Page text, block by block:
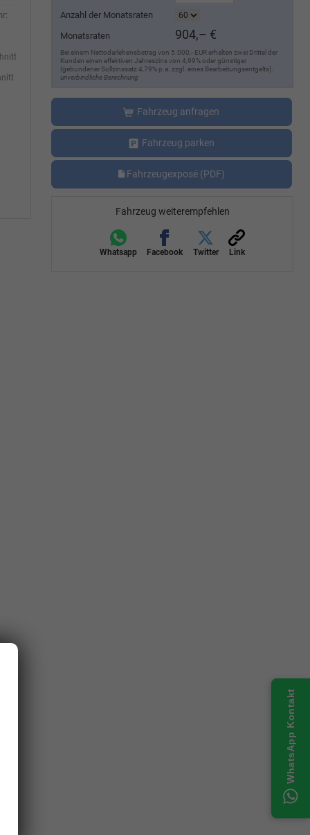
Anzahl der Monatsraten
Monatsraten
904,– €
Bei einem Nettodarlehensbetrag von 5.000,- EUR erhalten zwei Drittel der
Kunden einen effektiven Jahreszins von 4,99% oder günstiger
(gebundener Sollzinssatz 4,79% p.a. zzgl. eines Bearbeitungsentgelts).
unverbindliche Berechnung
Fahrzeug anfragen
Fahrzeug parken
Fahrzeugexposé (PDF)
Fahrzeug weiterempfehlen
Whatsapp Facebook Twitter Link
WhatsApp Kontakt